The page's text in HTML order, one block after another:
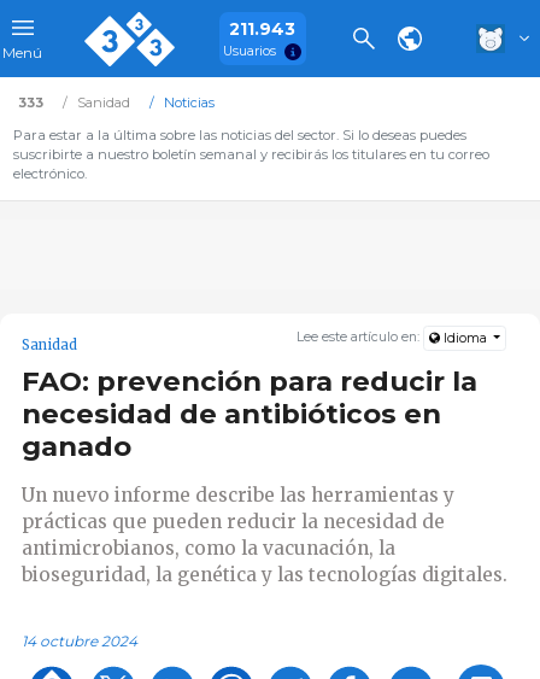
Menú
211.943
Usuarios
333 Sanidad
Noticias
Para estar a la última sobre las noticias del sector. Si lo deseas puedes
suscribirte a nuestro boletín semanal y recibirás los titulares en tu correo
electrónico.
Lee este artículo en: Idioma
Sanidad
FAO: prevención para reducir la
necesidad de antibióticos en
ganado
Un nuevo informe describe las herramientas y
prácticas que pueden reducir la necesidad de
antimicrobianos, como la vacunación, la
bioseguridad, la genética y las tecnologías digitales.
14 octubre 2024